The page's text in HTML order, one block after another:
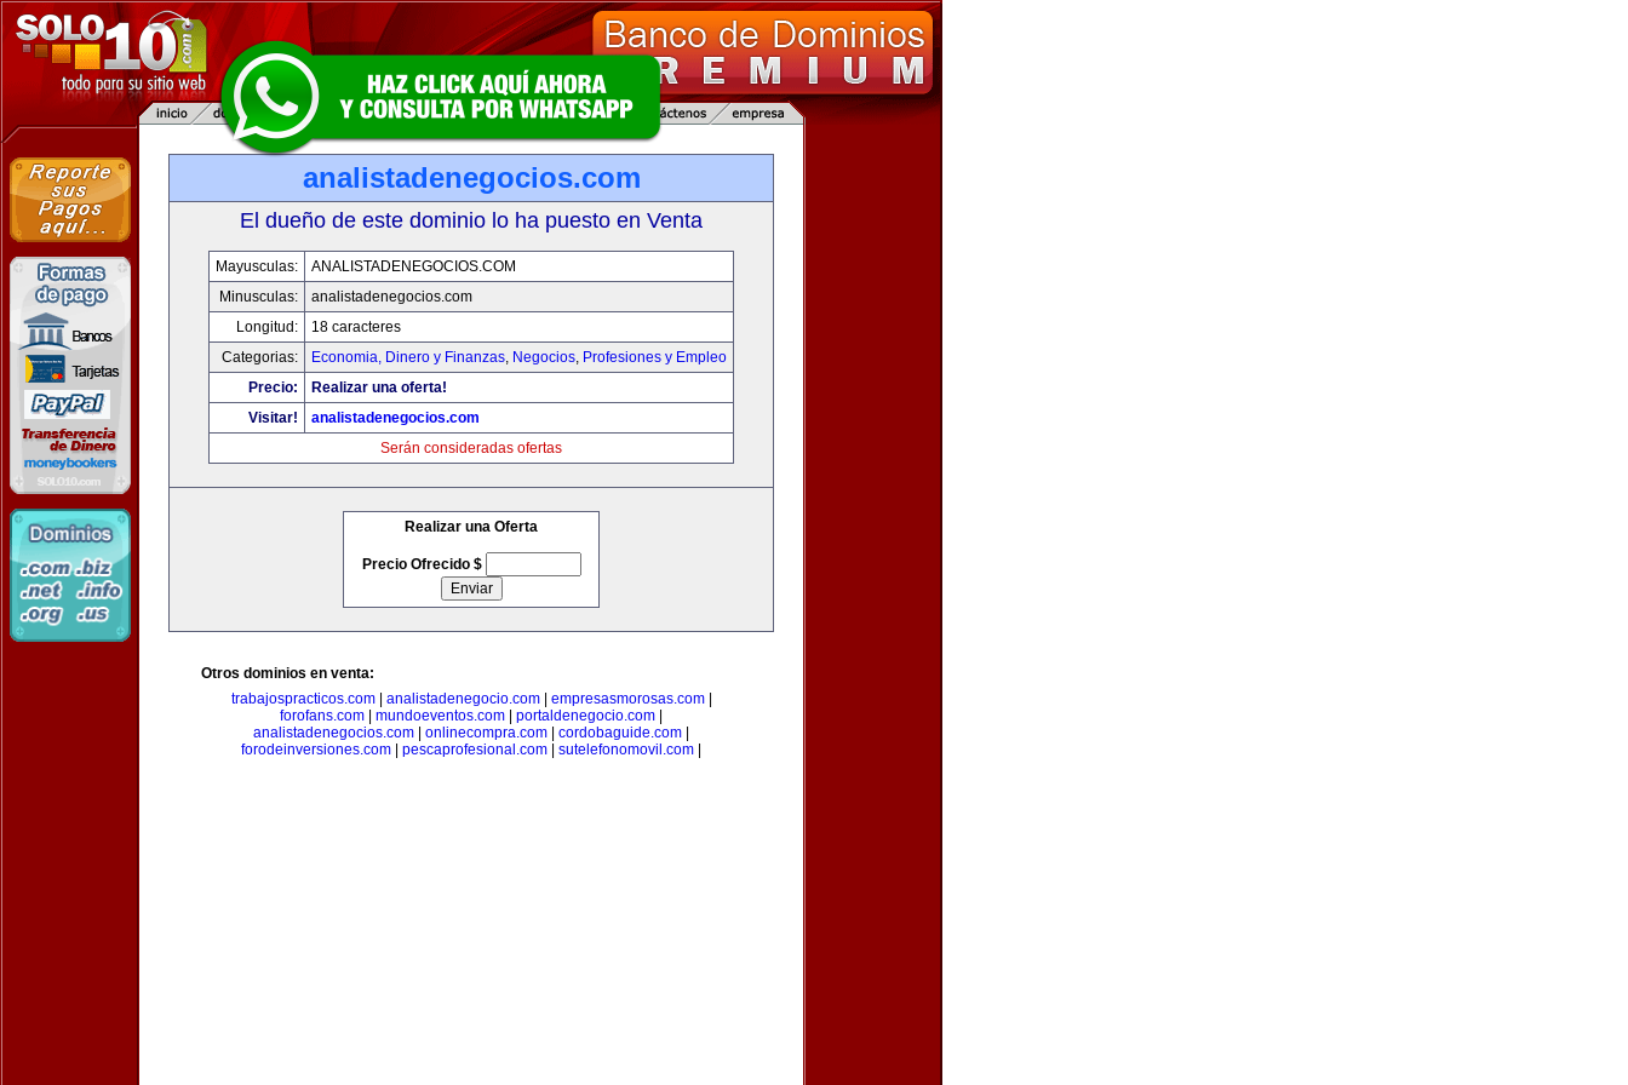
analistadenegocios.com
El dueño de este dominio lo ha puesto en Venta
Mayusculas:
ANALISTADENEGOCIOS.COM
Minusculas:
analistadenegocios.com
Longitud:
18 caracteres
Categorias:
Economia, Dinero y Finanzas, Negocios, Profesiones y Empleo
Precio:
Realizar una oferta!
Visitar!
analistadenegocios.com
Serán consideradas ofertas
Realizar una Oferta
Precio Ofrecido $
Otros dominios en venta:
trabajospracticos.com| analistadenegocio.com| empresasmorosas.com|
forofans.com
mundoeventos.com portaldenegocio.com
analistadenegocios.com
onlinecompra.com cordobaguide.com
forodeinversiones.com
pescaprofesional.com sutelefonomovil.com